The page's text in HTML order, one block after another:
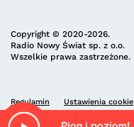
Copyright © 2020-2026.
Radio Nowy Świat sp. z o.o.
Wszelkie prawa zastrzeżone.
Regulamin Ustawienia cookie